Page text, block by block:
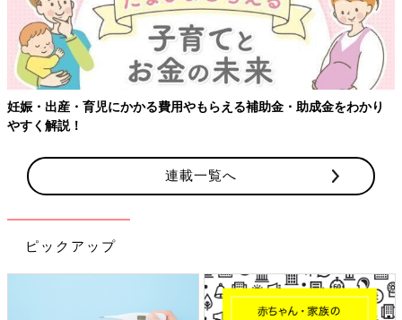
助成金をわかり
連載一覧へ
ピックアップ